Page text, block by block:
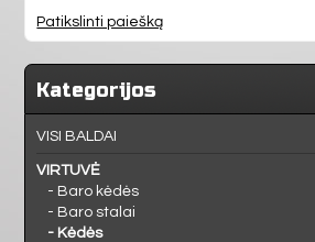
VAIKAMS
PRIEŠKAMBARIS
BIURAS
VONIA
Patikslinti paiešką
Kategorijos
VISI BALDAI
VIRTUVĖ
- Baro kėdės
- Baro stalai
- Kėdės